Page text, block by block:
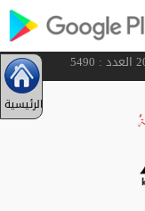
الرئيسية